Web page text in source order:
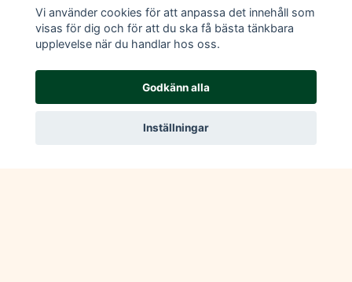
Följ oss på sociala medier :)
Vi använder cookies för att anpassa det innehåll som
visas för dig och för att du ska få bästa tänkbara
upplevelse när du handlar hos oss.
Godkänn alla
Inställningar